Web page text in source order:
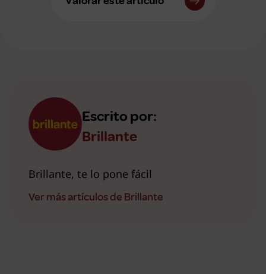
Escrito por:
Brillante
Brillante, te lo pone fácil
Ver más artículos de Brillante